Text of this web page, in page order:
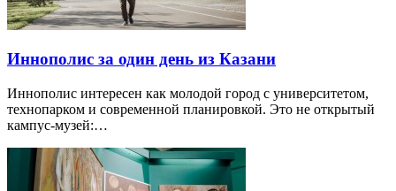
Иннополис за один день из Казани
Иннополис интересен как молодой город с университетом,
технопарком и современной планировкой. Это не открытый
кампус-музей:…